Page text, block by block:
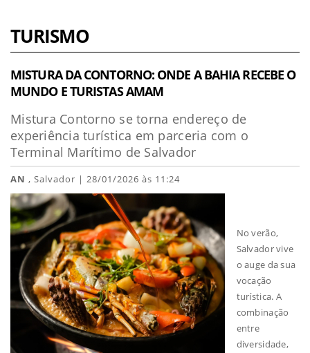
TURISMO
MISTURA DA CONTORNO: ONDE A BAHIA RECEBE O
MUNDO E TURISTAS AMAM
Mistura Contorno se torna endereço de
experiência turística em parceria com o
Terminal Marítimo de Salvador
AN , Salvador | 28/01/2026 às 11:24
No verão,
Salvador vive
o auge da sua
vocação
turística. A
combinação
entre
diversidade,